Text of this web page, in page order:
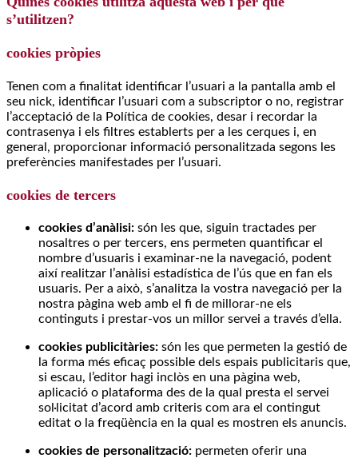
s’utilitzen?
cookies pròpies
Tenen com a finalitat identificar l’usuari a la pantalla amb el
seu nick, identificar l’usuari com a subscriptor o no, registrar
l’acceptació de la Política de cookies, desar i recordar la
contrasenya i els filtres establerts per a les cerques i, en
general, proporcionar informació personalitzada segons les
preferències manifestades per l’usuari.
cookies de tercers
cookies d’anàlisi: són les que, siguin tractades per
nosaltres o per tercers, ens permeten quantificar el
nombre d’usuaris i examinar-ne la navegació, podent
així realitzar l’anàlisi estadística de l’ús que en fan els
usuaris. Per a això, s’analitza la vostra navegació per la
nostra pàgina web amb el fi de millorar-ne els
continguts i prestar-vos un millor servei a través d’ella.
cookies publicitàries: són les que permeten la gestió de
la forma més eficaç possible dels espais publicitaris que,
si escau, l’editor hagi inclòs en una pàgina web,
aplicació o plataforma des de la qual presta el servei
sol·licitat d’acord amb criteris com ara el contingut
editat o la freqüència en la qual es mostren els anuncis.
cookies de personalització: permeten oferir una